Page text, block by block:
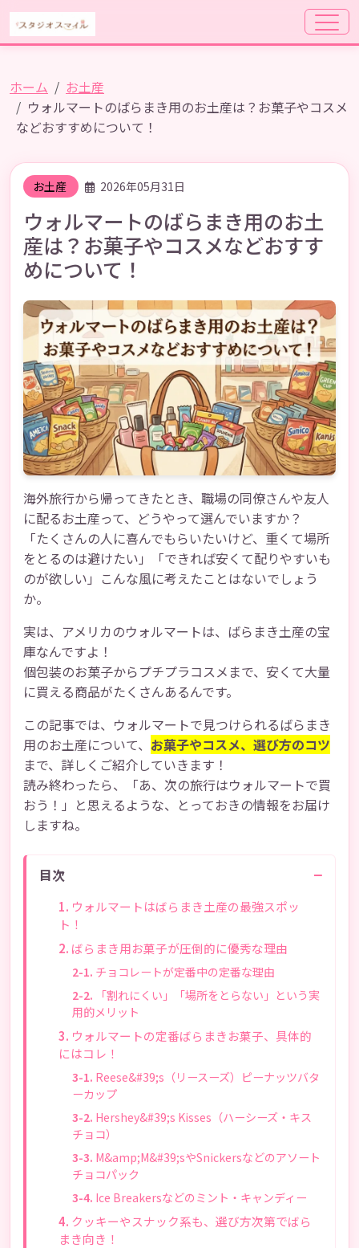
ホーム
お土産
ウォルマートのばらまき用のお土産は？お菓子やコスメ
などおすすめについて！
お土産 2026年05月31日
ウォルマートのばらまき用のお土
産は？お菓子やコスメなどおすす
めについて！
海外旅行から帰ってきたとき、職場の同僚さんや友人
に配るお土産って、どうやって選んでいますか？
「たくさんの人に喜んでもらいたいけど、重くて場所
をとるのは避けたい」「できれば安くて配りやすいも
のが欲しい」こんな風に考えたことはないでしょう
か。
実は、アメリカのウォルマートは、ばらまき土産の宝
庫なんですよ！
個包装のお菓子からプチプラコスメまで、安くて大量
に買える商品がたくさんあるんです。
この記事では、ウォルマートで見つけられるばらまき
用のお土産について、 お菓子やコスメ、選び方のコツ
まで、詳しくご紹介していきます！
読み終わったら、「あ、次の旅行はウォルマートで買
おう！」と思えるような、とっておきの情報をお届け
しますね。
目次 −
ウォルマートはばらまき土産の最強スポッ
ト！
ばらまき用お菓子が圧倒的に優秀な理由
チョコレートが定番中の定番な理由
「割れにくい」「場所をとらない」という実
用的メリット
ウォルマートの定番ばらまきお菓子、具体的
にはコレ！
Reese&#39;s（リースーズ）ピーナッツバタ
ーカップ
Hershey&#39;s Kisses（ハーシーズ・キス
チョコ）
M&amp;M&#39;sやSnickersなどのアソート
チョコパック
Ice Breakersなどのミント・キャンディー
クッキーやスナック系も、選び方次第でばら
まき向き！